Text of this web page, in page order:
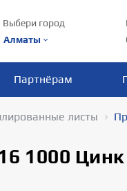
Выбери город
Алматы
Партнёрам
листы
1000 Цинк